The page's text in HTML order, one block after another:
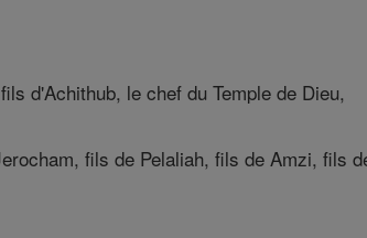
d'Achithub, le chef du Temple de Dieu,
fils de Pelaliah, fils de Amzi, fils